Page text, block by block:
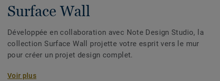
Surface Wall
Développée en collaboration avec Note Design Studio, la
collection Surface Wall projette votre esprit vers le mur
pour créer un projet design complet.
Consultez également les sols iQ Surface pour créer un
Voir plus